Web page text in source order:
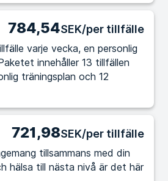
784,54SEK/per tillfälle
varje vecka, en personlig
innehåller 13 tillfällen
träningsplan och 12
721,98SEK/per tillfälle
tillsammans med din